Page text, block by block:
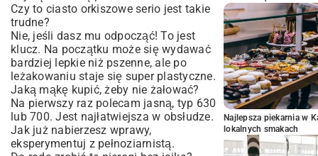
Czy to ciasto orkiszowe serio jest takie
trudne?
Nie, jeśli dasz mu odpocząć! To jest
klucz. Na początku może się wydawać
bardziej lepkie niż pszenne, ale po
leżakowaniu staje się super plastyczne.
Jaką mąkę kupić, żeby nie żałować?
Na pierwszy raz polecam jasną, typ 630
lub 700. Jest najłatwiejsza w obsłudze.
Jak już nabierzesz wprawy,
eksperymentuj z pełnoziarnistą.
Najlepsza piekarnia w
lokalnych smakach